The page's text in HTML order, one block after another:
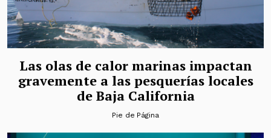
Las olas de calor marinas impactan
gravemente a las pesquerías locales
de Baja California
Pie de Página